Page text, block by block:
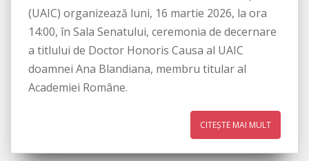
(UAIC) organizează luni, 16 martie 2026, la ora
14:00, în Sala Senatului, ceremonia de decernare
a titlului de Doctor Honoris Causa al UAIC
doamnei Ana Blandiana, membru titular al
Academiei Române.
CITEȘTE MAI MULT